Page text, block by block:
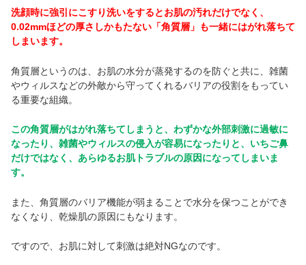
洗顔時に強引にこすり洗いをするとお肌の汚れだけでなく、
0.02mmほどの厚さしかもたない「角質層」も一緒にはがれ落ちて
しまいます。
角質層というのは、お肌の水分が蒸発するのを防ぐと共に、雑菌
やウィルスなどの外敵から守ってくれるバリアの役割をもってい
る重要な組織。
この角質層がはがれ落ちてしまうと、わずかな外部刺激に過敏に
なったり、雑菌やウィルスの侵入が容易になったりと、いちご鼻
だけではなく、あらゆるお肌トラブルの原因になってしまいま
す。
また、角質層のバリア機能が弱まることで水分を保つことができ
なくなり、乾燥肌の原因にもなります。
ですので、お肌に対して刺激は絶対NGなのです。